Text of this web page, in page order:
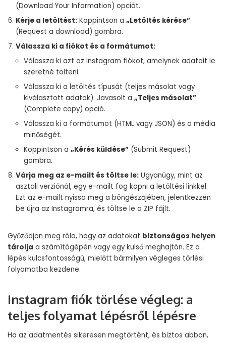
(Download Your Information) opciót.
Kérje a letöltést: Koppintson a „Letöltés kérése”
(Request a download) gombra.
Válassza ki a fiókot és a formátumot:
Válassza ki azt az Instagram fiókot, amelynek adatait le
szeretné tölteni.
Válassza ki a letöltés típusát (teljes másolat vagy
kiválasztott adatok). Javasolt a „Teljes másolat”
(Complete copy) opció.
Válassza ki a formátumot (HTML vagy JSON) és a média
minőségét.
Koppintson a „Kérés küldése” (Submit Request)
gombra.
Várja meg az e-mailt és töltse le: Ugyanúgy, mint az
asztali verziónál, egy e-mailt fog kapni a letöltési linkkel.
Ezt az e-mailt nyissa meg a böngészőjében, jelentkezzen
be újra az Instagramra, és töltse le a ZIP fájlt.
Győződjön meg róla, hogy az adatokat biztonságos helyen
tárolja a számítógépén vagy egy külső meghajtón. Ez a
lépés kulcsfontosságú, mielőtt bármilyen végleges törlési
folyamatba kezdene.
Instagram fiók törlése végleg: a
teljes folyamat lépésről lépésre
Ha az adatmentés sikeresen megtörtént, és biztos abban,